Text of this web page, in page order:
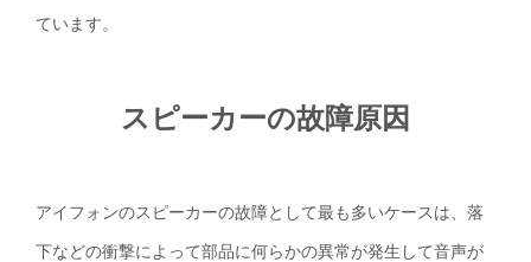
ています。
スピーカーの故障原因
アイフォンのスピーカーの故障として最も多いケースは、落
下などの衝撃によって部品に何らかの異常が発生して音声が